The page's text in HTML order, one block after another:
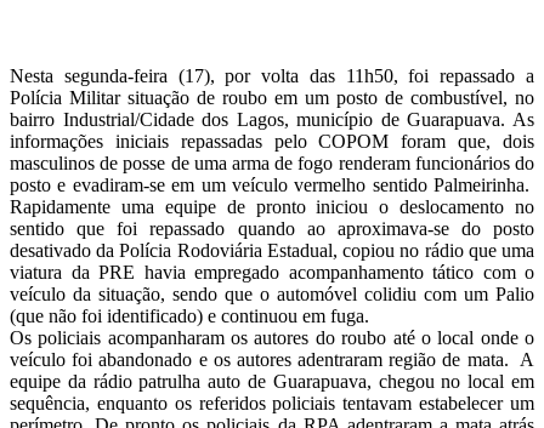
Nesta segunda-feira (17), por volta das 11h50, foi repassado a
Polícia Militar situação de roubo em um posto de combustível, no
bairro Industrial/Cidade dos Lagos, município de Guarapuava. As
informações iniciais repassadas pelo COPOM foram que, dois
masculinos de posse de uma arma de fogo renderam funcionários do
posto e evadiram-se em um veículo vermelho sentido Palmeirinha.
Rapidamente uma equipe de pronto iniciou o deslocamento no
sentido que foi repassado quando ao aproximava-se do posto
desativado da Polícia Rodoviária Estadual, copiou no rádio que uma
viatura da PRE havia empregado acompanhamento tático com o
veículo da situação, sendo que o automóvel colidiu com um Palio
(que não foi identificado) e continuou em fuga.
Os policiais acompanharam os autores do roubo até o local onde o
veículo foi abandonado e os autores adentraram região de mata. A
equipe da rádio patrulha auto de Guarapuava, chegou no local em
sequência, enquanto os referidos policiais tentavam estabelecer um